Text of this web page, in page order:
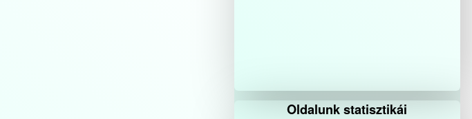
Oldalunk statisztikái